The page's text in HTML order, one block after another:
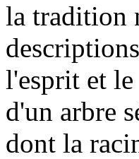
la tradition
l'esprit et
d'un arbre
dont la